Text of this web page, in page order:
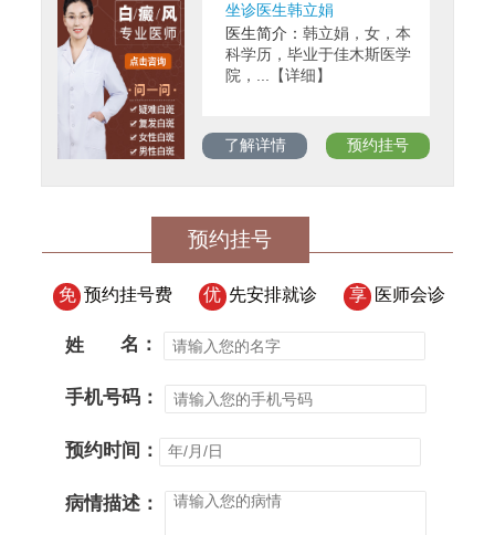
坐诊医生韩立娟
医生简介： 韩立娟，女，本
科学历，毕业于佳木斯医学
院，...【详细】
了解详情 预约挂号
预约挂号
免 预约挂号费 优 先安排就诊 享 医师会诊
姓 名：
手机号码：
预约时间：
病情描述：